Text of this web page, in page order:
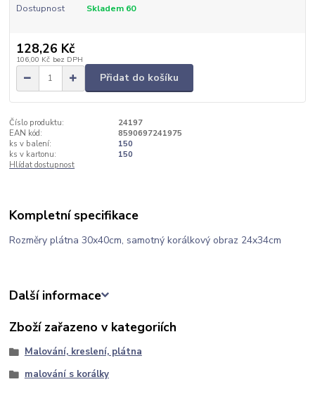
Dostupnost Skladem 60
128,26 Kč
106,00 Kč bez DPH
Přidat do košíku
Číslo produktu:
24197
EAN kód:
8590697241975
ks v balení:
150
ks v kartonu:
150
Hlídat dostupnost
Kompletní specifikace
Rozměry plátna 30x40cm, samotný korálkový obraz 24x34cm
Další informace
Zboží zařazeno v kategoriích
Malování, kreslení, plátna
malování s korálky